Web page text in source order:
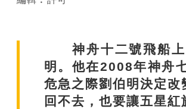
神舟十二號飛船上
明。他在2008年神舟
危急之際劉伯明決定
回不去，也要讓五星紅